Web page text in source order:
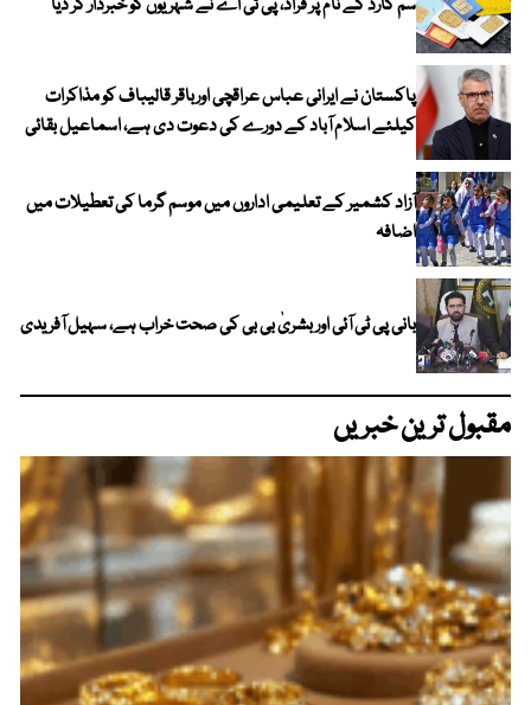
سم کارڈ کے نام پر فراڈ، پی ٹی اے نے شہریوں کو خبردار کر دیا
پاکستان نے ایرانی عباس عراقچی اورباقر قالیباف کو مذاکرات
کیلئے اسلام آباد کے دورے کی دعوت دی ہے، اسماعیل بقائی
آزاد کشمیر کے تعلیمی اداروں میں موسم گرما کی تعطیلات میں
اضافہ
بانی پی ٹی آئی اور بشریٰ بی بی کی صحت خراب ہے، سہیل آفریدی
مقبول ترین خبریں